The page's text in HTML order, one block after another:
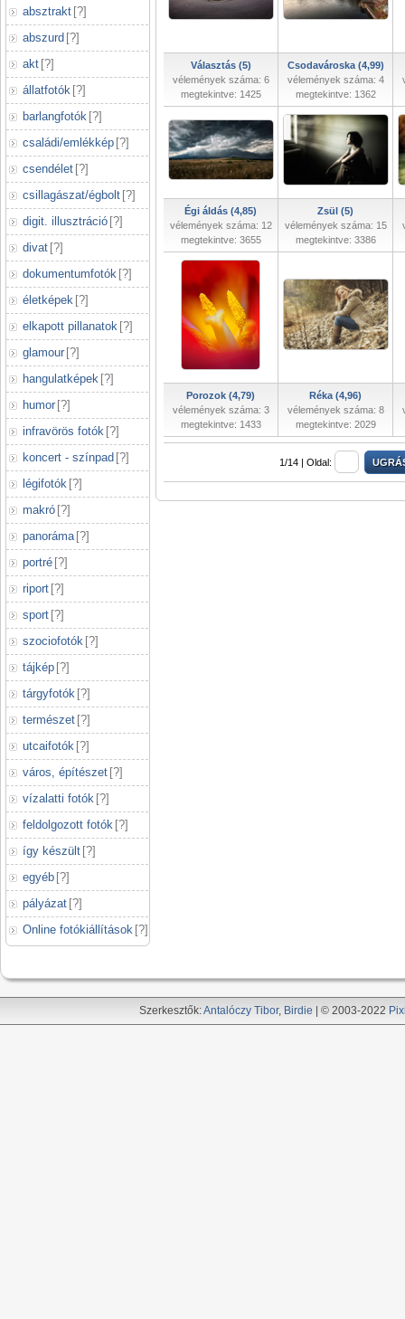
absztrakt [?]
abszurd [?]
akt [?]
állatfotók [?]
barlangfotók [?]
családi/emlékkép [?]
csendélet [?]
csillagászat/égbolt [?]
digit. illusztráció [?]
divat [?]
dokumentumfotók [?]
életképek [?]
elkapott pillanatok [?]
glamour [?]
hangulatképek [?]
humor [?]
infravörös fotók [?]
koncert - színpad [?]
légifotók [?]
makró [?]
panoráma [?]
portré [?]
riport [?]
sport [?]
szociofotók [?]
tájkép [?]
tárgyfotók [?]
természet [?]
utcaifotók [?]
város, építészet [?]
vízalatti fotók [?]
feldolgozott fotók [?]
így készült [?]
egyéb [?]
pályázat [?]
Online fotókiállítások [?]
Választás (5)
vélemények száma: 6
megtekintve: 1425
Csodavároska (4,99)
vélemények száma: 4
megtekintve: 1362
Égi áldás (4,85)
vélemények száma: 12
megtekintve: 3655
Zsül (5)
vélemények száma: 15
megtekintve: 3386
Porozok (4,79)
vélemények száma: 3
megtekintve: 1433
Réka (4,96)
vélemények száma: 8
megtekintve: 2029
1/14 | Oldal:
Szerkesztők:Antalóczy Tibor, Birdie | © 2003-2022